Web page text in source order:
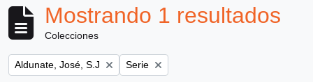
Mostrando 1 resultados
Colecciones
Remove filter:
Aldunate, José, S.J Remove filter:
Serie